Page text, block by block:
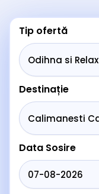
Tip ofertă
Destinație
Data Sosire